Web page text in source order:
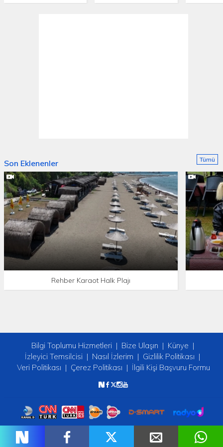
Son Eklenenler
Rehber Karaot Halk Plajı
Tümü
Bilgi Toplumu Hizmetleri Bize Ulaşın
Künye
İzleyici Temsilcisi
Nasıl İzlerim
Gizlilik Politikası
Veri Politikası
Çerez Politikası İlgili Kişi Başvuru Formu